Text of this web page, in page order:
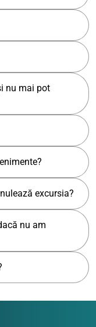
nu mai pot
excursia?
nu am